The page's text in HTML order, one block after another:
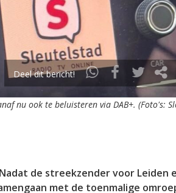
Deel dit bericht!
nu ook te beluisteren via DAB+. (Foto's:
de streekzender voor Leiden
met de toenmalige